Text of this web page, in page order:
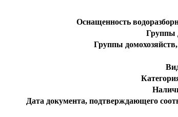
Оснащенность
Группы
Группы
Дата документа, подтверждающего